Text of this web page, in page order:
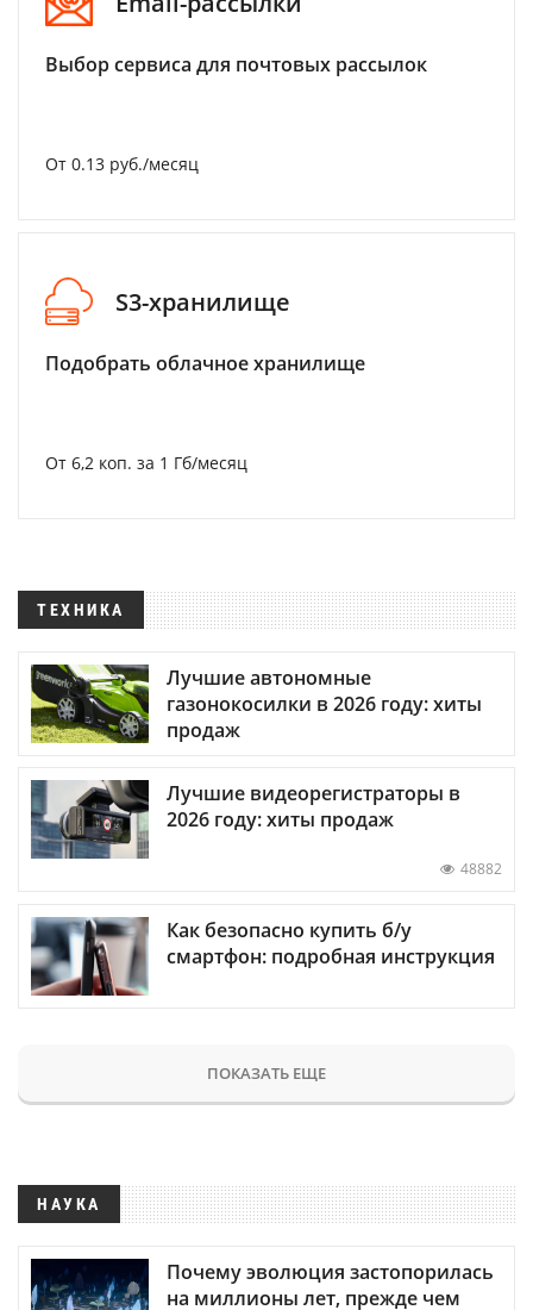
Выбор сервиса для почтовых рассылок
От 0.13 руб./месяц
S3-хранилище
Подобрать облачное хранилище
От 6,2 коп. за 1 Гб/месяц
ТЕХНИКА
Лучшие автономные
газонокосилки в 2026 году: хиты
продаж
Лучшие видеорегистраторы в
2026 году: хиты продаж
48882
Как безопасно купить б/у
смартфон: подробная инструкция
ПОКАЗАТЬ ЕЩЕ
НАУКА
Почему эволюция застопорилась
на миллионы лет, прежде чем